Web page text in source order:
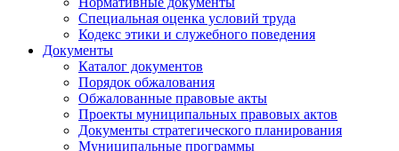
Специальная оценка условий труда
Кодекс этики и служебного поведения
Документы
Каталог документов
Порядок обжалования
Обжалованные правовые акты
Проекты муниципальных правовых актов
Документы стратегического планирования
Муниципальные программы